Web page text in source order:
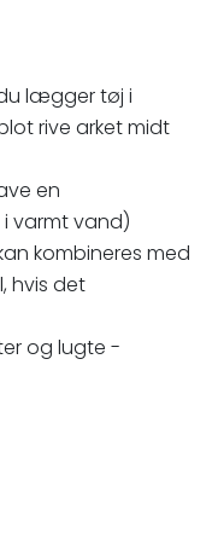
lægger tøj i
rive arket midt
en
varmt vand)
kombineres med
hvis det
og lugte -